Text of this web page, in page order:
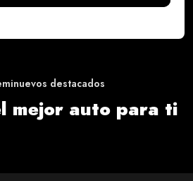
destacados
mejor auto para ti